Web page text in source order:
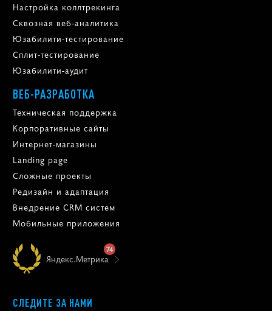
Настройка коллтрекинга
Сквозная веб-аналитика
Юзабилити-тестирование
Сплит-тестирование
Юзабилити-аудит
ВЕБ-РАЗРАБОТКА
Техническая поддержка
Корпоративные сайты
Интернет-магазины
Landing page
Сложные проекты
Редизайн и адаптация
Внедрение CRM систем
Мобильные приложения
Яндекс.Метрика
74
СЛЕДИТЕ ЗА НАМИ